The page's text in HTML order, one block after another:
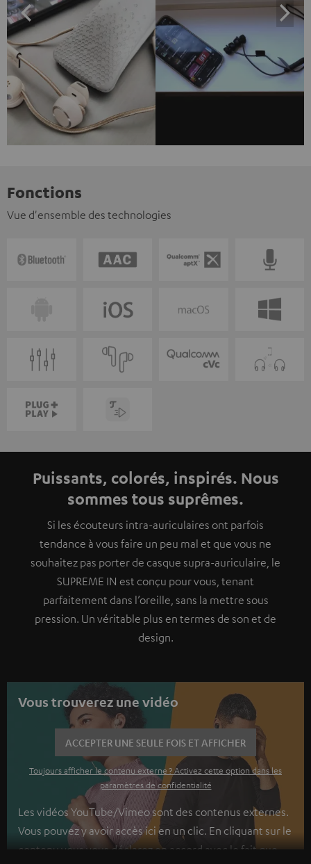
Fonctions
Vue d'ensemble des technologies
Puissants, colorés, inspirés. Nous
sommes tous suprêmes.
Si les écouteurs intra-auriculaires ont parfois
tendance à vous faire un peu mal et que vous ne
souhaitez pas porter de casque supra-auriculaire, le
SUPREME IN est conçu pour vous, tenant
parfaitement dans l’oreille, sans la mettre sous
pression. Un véritable plus en termes de son et de
design.
Vous trouverez une vidéo
ACCEPTER UNE SEULE FOIS ET AFFICHER
Toujours afficher le contenu externe ? Activez cette option dans les
paramètres de confidentialité
Les vidéos YouTube/Vimeo sont des contenus externes.
Vous pouvez y avoir accès ici en un clic. En cliquant sur le
contenu vous vous déclarez en accord avec le fait que